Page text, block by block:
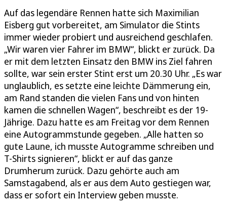
Auf das legendäre Rennen hatte sich Maximilian
Eisberg gut vorbereitet, am Simulator die Stints
immer wieder probiert und ausreichend geschlafen.
„Wir waren vier Fahrer im BMW“, blickt er zurück. Da
er mit dem letzten Einsatz den BMW ins Ziel fahren
sollte, war sein erster Stint erst um 20.30 Uhr. „Es war
unglaublich, es setzte eine leichte Dämmerung ein,
am Rand standen die vielen Fans und von hinten
kamen die schnellen Wagen“, beschreibt es der 19-
Jährige. Dazu hatte es am Freitag vor dem Rennen
eine Autogrammstunde gegeben. „Alle hatten so
gute Laune, ich musste Autogramme schreiben und
T-Shirts signieren“, blickt er auf das ganze
Drumherum zurück. Dazu gehörte auch am
Samstagabend, als er aus dem Auto gestiegen war,
dass er sofort ein Interview geben musste.